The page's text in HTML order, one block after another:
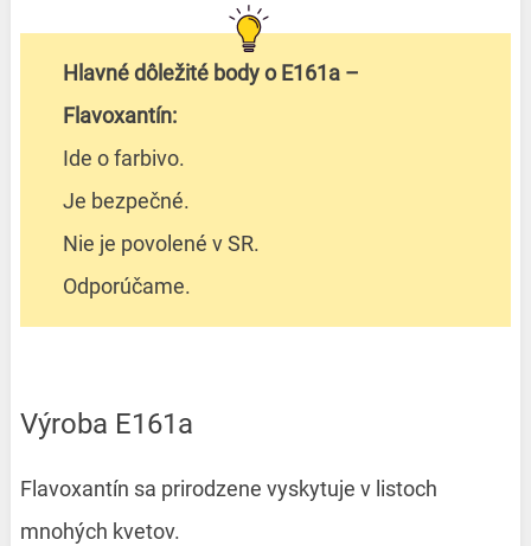
Hlavné dôležité body o E161a –
Flavoxantín:
Ide o farbivo.
Je bezpečné.
Nie je povolené v SR.
Odporúčame.
Výroba E161a
Flavoxantín sa prirodzene vyskytuje v listoch
mnohých kvetov.